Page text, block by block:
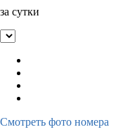
за сутки
Смотреть фото номера